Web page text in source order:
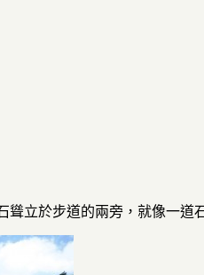
聳立於步道的兩旁，就像一